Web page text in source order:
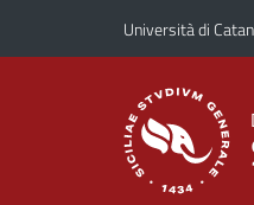
Vai al contenuto principale
Vai al menu di navigazione
Università di